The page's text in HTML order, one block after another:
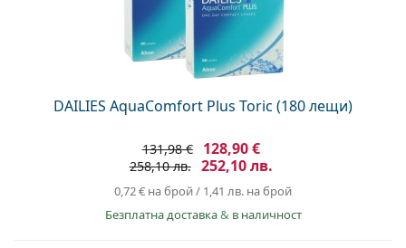
DAILIES AquaComfort Plus Toric (180 лещи)
131,98 € 128,90 €
258,10 лв. 252,10 лв.
0,72 € на брой/ 1,41 лв. на брой
Безплатна доставка& в наличност